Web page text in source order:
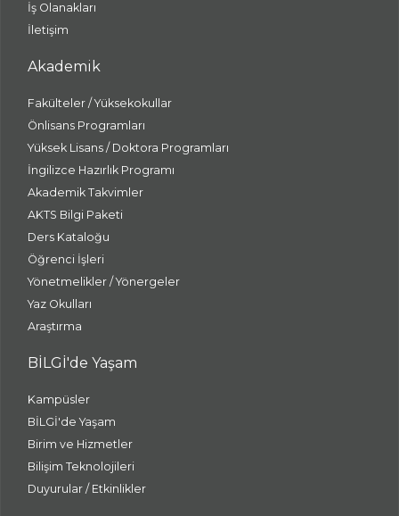
İş Olanakları
İletişim
Akademik
Fakülteler / Yüksekokullar
Önlisans Programları
Yüksek Lisans / Doktora Programları
İngilizce Hazırlık Programı
Akademik Takvimler
AKTS Bilgi Paketi
Ders Kataloğu
Öğrenci İşleri
Yönetmelikler / Yönergeler
Yaz Okulları
Araştırma
BİLGİ'de Yaşam
Kampüsler
BİLGİ'de Yaşam
Birim ve Hizmetler
Bilişim Teknolojileri
Duyurular / Etkinlikler